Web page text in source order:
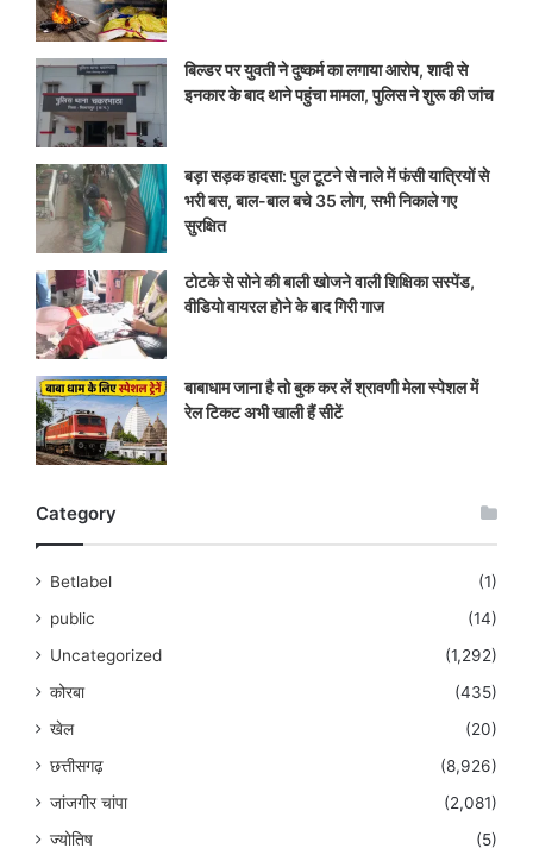
बिल्डर पर युवती ने दुष्कर्म का लगाया आरोप, शादी से
इनकार के बाद थाने पहुंचा मामला, पुलिस ने शुरू की जांच
बड़ा सड़क हादसा: पुल टूटने से नाले में फंसी यात्रियों से
भरी बस, बाल-बाल बचे 35 लोग, सभी निकाले गए
सुरक्षित
टोटके से सोने की बाली खोजने वाली शिक्षिका सस्पेंड,
वीडियो वायरल होने के बाद गिरी गाज
बाबाधाम जाना है तो बुक कर लें श्रावणी मेला स्पेशल में
रेल टिकट अभी खाली हैं सीटें
Category
Betlabel
(1)
public
(14)
Uncategorized
(1,292)
कोरबा
(435)
खेल
(20)
छत्तीसगढ़
(8,926)
जांजगीर चांपा
(2,081)
ज्योतिष
(5)